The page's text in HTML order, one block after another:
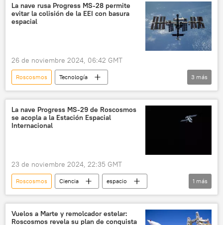
La nave rusa Progress MS-28 permite
evitar la colisión de la EEI con basura
espacial
26 de noviembre 2024, 06:42 GMT
Roscosmos
Tecnología
Estación Espacial Internacional (EEI)
Rusia
🚀 Conquista espacial
3 más
La nave Progress MS-29 de Roscosmos
se acopla a la Estación Espacial
Internacional
23 de noviembre 2024, 22:35 GMT
Roscosmos Ciencia
espacio
Estación Espacial Internacional (EEI)
1 más
Vuelos a Marte y remolcador estelar:
Roscosmos revela su plan de conquista